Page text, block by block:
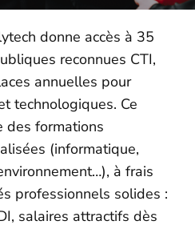
donne accès à 35
reconnues CTI,
annuelles pour
technologiques. Ce
des formations
(informatique,
à frais
professionnels solides :
salaires attractifs dès